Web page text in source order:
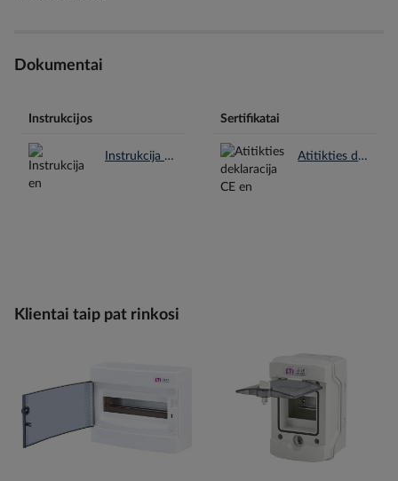
Dokumentai
Instrukcijos
Instrukcija en.pdf
Sertifikatai
Atitikties deklaracija CE en.pdf
Klientai taip pat rinkosi